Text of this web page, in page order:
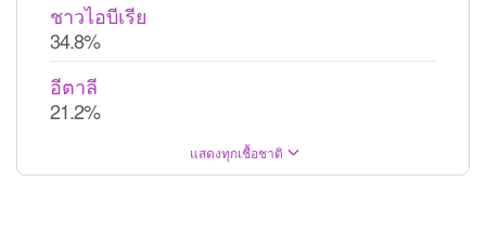
ชาวไอบีเรีย
34.8%
อีตาลี
21.2%
แสดงทุกเชื้อชาติ